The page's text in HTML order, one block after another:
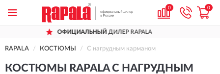
0 0
ОФИЦИАЛЬНЫЙДИЛЕР RAPALA
RAPALA КОСТЮМЫ С нагрудным карманом
КОСТЮМЫ RAPALA С НАГРУДНЫМ